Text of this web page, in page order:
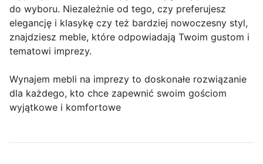
do wyboru. Niezależnie od tego, czy preferujesz
elegancję i klasykę czy też bardziej nowoczesny styl,
znajdziesz meble, które odpowiadają Twoim gustom i
tematowi imprezy.
Wynajem mebli na imprezy to doskonałe rozwiązanie
dla każdego, kto chce zapewnić swoim gościom
wyjątkowe i komfortowe